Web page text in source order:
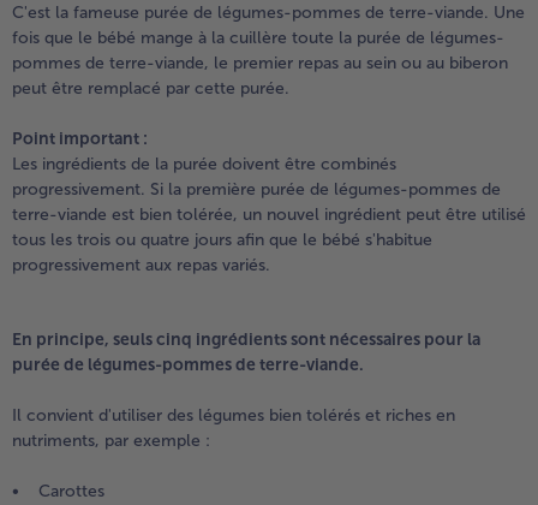
C'est la fameuse purée de légumes-pommes de terre-viande. Une
fois que le bébé mange à la cuillère toute la purée de légumes-
pommes de terre-viande, le premier repas au sein ou au biberon
peut être remplacé par cette purée.
Point important :
Les ingrédients de la purée doivent être combinés
progressivement. Si la première purée de légumes-pommes de
terre-viande est bien tolérée, un nouvel ingrédient peut être utilisé
tous les trois ou quatre jours afin que le bébé s'habitue
progressivement aux repas variés.
En principe, seuls cinq ingrédients sont nécessaires pour la
purée de légumes-pommes de terre-viande.
Il convient d'utiliser des légumes bien tolérés et riches en
nutriments, par exemple :
• Carottes